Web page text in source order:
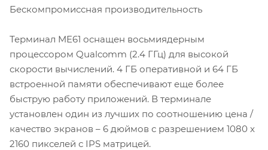
Бескомпромиссная производительность
Терминал ME61 оснащен восьмиядерным
процессором Qualcomm (2.4 ГГц) для высокой
скорости вычислений. 4 ГБ оперативной и 64 ГБ
встроенной памяти обеспечивают еще более
быструю работу приложений. В терминале
установлен один из лучших по соотношению цена /
качество экранов – 6 дюймов с разрешением 1080 x
2160 пикселей с IPS матрицей.